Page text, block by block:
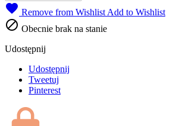
 Remove from Wishlist Add to Wishlist
 Obecnie brak na stanie
Udostępnij
Udostępnij
Tweetuj
Pinterest